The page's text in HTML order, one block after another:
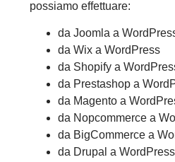
possiamo effettuare:
da Joomla a
da Wix a WordPress
da Shopify a
da Prestashop a
da Magento a
da Nopcommerce a
da BigCommerce a
da Drupal a WordPress